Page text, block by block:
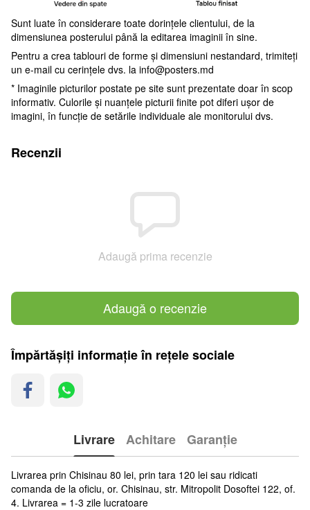
Sunt luate în considerare toate dorințele clientului, de la
dimensiunea posterului până la editarea imaginii în sine.
Pentru a crea tablouri de forme și dimensiuni nestandard, trimiteți
un e-mail cu cerințele dvs. la info@posters.md
* Imaginile picturilor postate pe site sunt prezentate doar în scop
informativ. Culorile și nuanțele picturii finite pot diferi ușor de
imagini, în funcție de setările individuale ale monitorului dvs.
Recenzii
Adaugă prima recenzie
Adaugă o recenzie
Împărtășiți informație în rețele sociale
Livrare Achitare Garanție
Livrarea prin Chisinau 80 lei, prin tara 120 lei sau ridicati
comanda de la oficiu, or. Chisinau, str. Mitropolit Dosoftei 122, of.
4. Livrarea = 1-3 zile lucratoare